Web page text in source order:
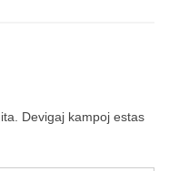
Devigaj kampoj estas